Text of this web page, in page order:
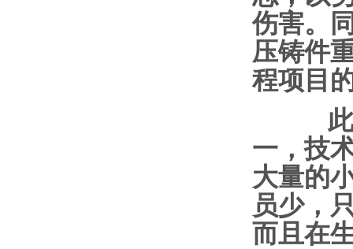
伤害。
压铸件
程项目
此外
一，技
大量的
员少，
而且在